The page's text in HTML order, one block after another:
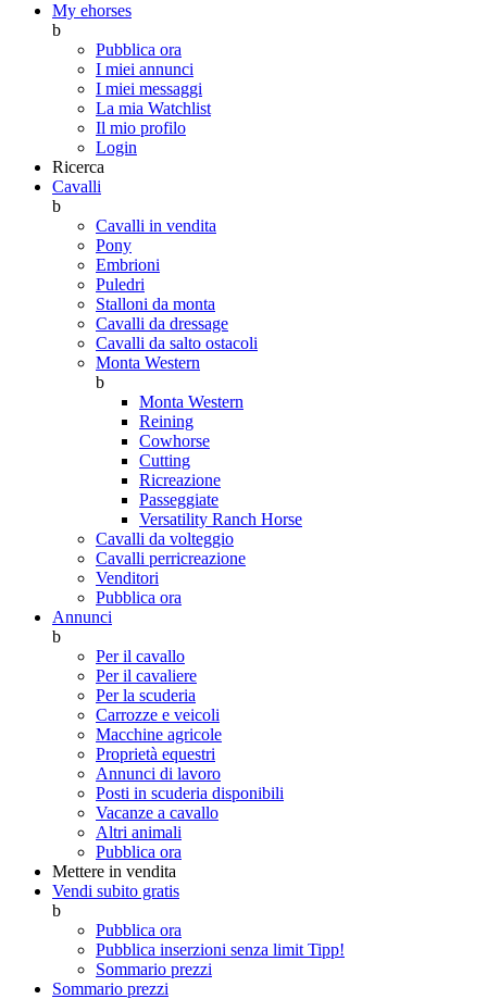
My ehorses
b
Pubblica ora
I miei annunci
I miei messaggi
La mia Watchlist
Il mio profilo
Login
Ricerca
Cavalli
b
Cavalli in vendita
Pony
Embrioni
Puledri
Stalloni da monta
Cavalli da dressage
Cavalli da salto ostacoli
Monta Western
b
Monta Western
Reining
Cowhorse
Cutting
Ricreazione
Passeggiate
Versatility Ranch Horse
Cavalli da volteggio
Cavalli perricreazione
Venditori
Pubblica ora
Annunci
b
Per il cavallo
Per il cavaliere
Per la scuderia
Carrozze e veicoli
Macchine agricole
Proprietà equestri
Annunci di lavoro
Posti in scuderia disponibili
Vacanze a cavallo
Altri animali
Pubblica ora
Mettere in vendita
Vendi subito gratis
b
Pubblica ora
Pubblica inserzioni senza limit Tipp!
Sommario prezzi
Sommario prezzi